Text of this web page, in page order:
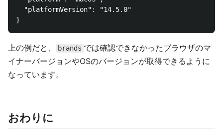
  "platformVersion": "14.5.0"
上の例だと、 brands では確認できなかったブラウザのマ
イナーバージョンやOSのバージョンが取得できるように
なっています。
おわりに